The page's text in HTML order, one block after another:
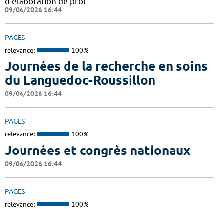
09/06/2026 16:44
PAGES
relevance: 100%
Journées de la recherche en soins
du Languedoc-Roussillon
09/06/2026 16:44
PAGES
relevance: 100%
Journées et congrès nationaux
09/06/2026 16:44
PAGES
relevance: 100%